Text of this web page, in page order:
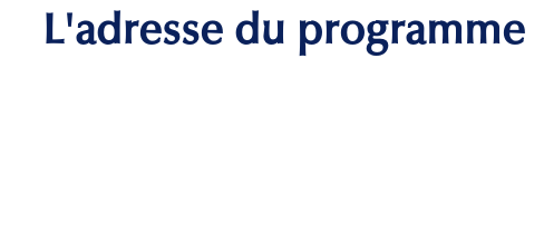
L'adresse du programme